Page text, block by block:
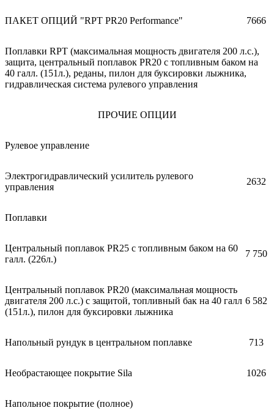
ПАКЕТ ОПЦИЙ "RPT PR20 Performance" 7666
Поплавки RPT (максимальная мощность двигателя 200 л.с.),
защита, центральный поплавок PR20 с топливным баком на
40 галл. (151л.), реданы, пилон для буксировки лыжника,
гидравлическая система рулевого управления
ПРОЧИЕ ОПЦИИ
Рулевое управление
Электрогидравлический усилитель рулевого
управления
2632
Поплавки
Центральный поплавок PR25 с топливным баком на 60
галл. (226л.)
7 750
Центральный поплавок PR20 (максимальная мощность
двигателя 200 л.с.) с защитой, топливный бак на 40 галл
(151л.), пилон для буксировки лыжника
6 582
Напольный рундук в центральном поплавке 713
Необрастающее покрытие Sila 1026
Напольное покрытие (полное)